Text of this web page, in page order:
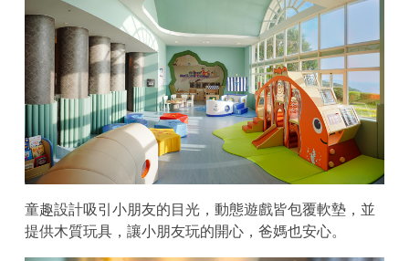
童趣設計吸引小朋友的目光，動態遊戲皆包覆軟墊，並
提供木質玩具，讓小朋友玩的開心，爸媽也安心。